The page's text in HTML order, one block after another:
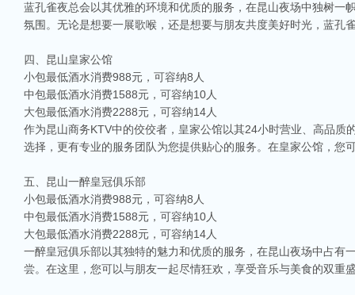
蓝孔雀夜总会以其优雅的环境和优质的服务，在昆山夜场中独树
氛围。无论是想要一展歌喉，还是想要与朋友共度美好时光，蓝孔
四、昆山皇家公馆
小包最低酒水消费988元，可容纳8人
中包最低酒水消费1588元，可容纳10人
大包最低酒水消费2288元，可容纳14人
作为昆山商务KTV中的佼佼者，皇家公馆以其24小时营业、高品
选择，更有专业的服务团队为您提供贴心的服务。在皇家公馆，您
五、昆山一醉皇冠俱乐部
小包最低酒水消费988元，可容纳8人
中包最低酒水消费1588元，可容纳10人
大包最低酒水消费2288元，可容纳14人
一醉皇冠俱乐部以其独特的魅力和优质的服务，在昆山夜场中占
尝。在这里，您可以与朋友一起尽情狂欢，享受音乐与美食的双重